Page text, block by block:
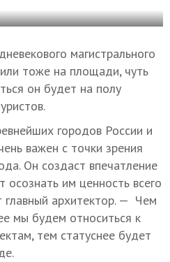
магистрального
тоже на площади, чуть
он будет на полу
городов России и
важен с точки зрения
Он создаст впечатление
осознать им ценность всего
главный архитектор. — Чем
мы будем относиться к
тем статуснее будет